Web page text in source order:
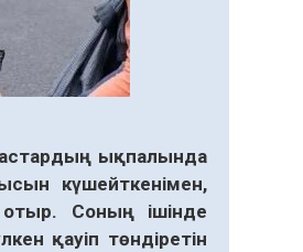
ықпалында
күшейткенімен,
Соның ішінде
қауіп төндіретін